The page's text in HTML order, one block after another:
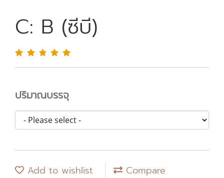
C: B (ซีบี)
ปริมาณบรรจุ
Add to wishlist Compare